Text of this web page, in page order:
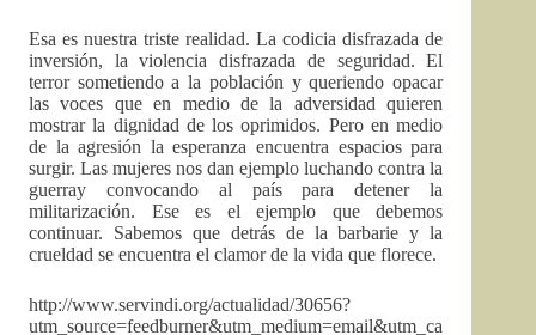
Esa es nuestra triste realidad. La codicia disfrazada de
inversión, la violencia disfrazada de seguridad. El
terror sometiendo a la población y queriendo opacar
las voces que en medio de la adversidad quieren
mostrar la dignidad de los oprimidos. Pero en medio
de la agresión la esperanza encuentra espacios para
surgir. Las mujeres nos dan ejemplo luchando contra la
guerray convocando al país para detener la
militarización. Ese es el ejemplo que debemos
continuar. Sabemos que detrás de la barbarie y la
crueldad se encuentra el clamor de la vida que florece.
http://www.servindi.org/actualidad/30656?
utm_source=feedburner&utm_medium=email&utm_ca